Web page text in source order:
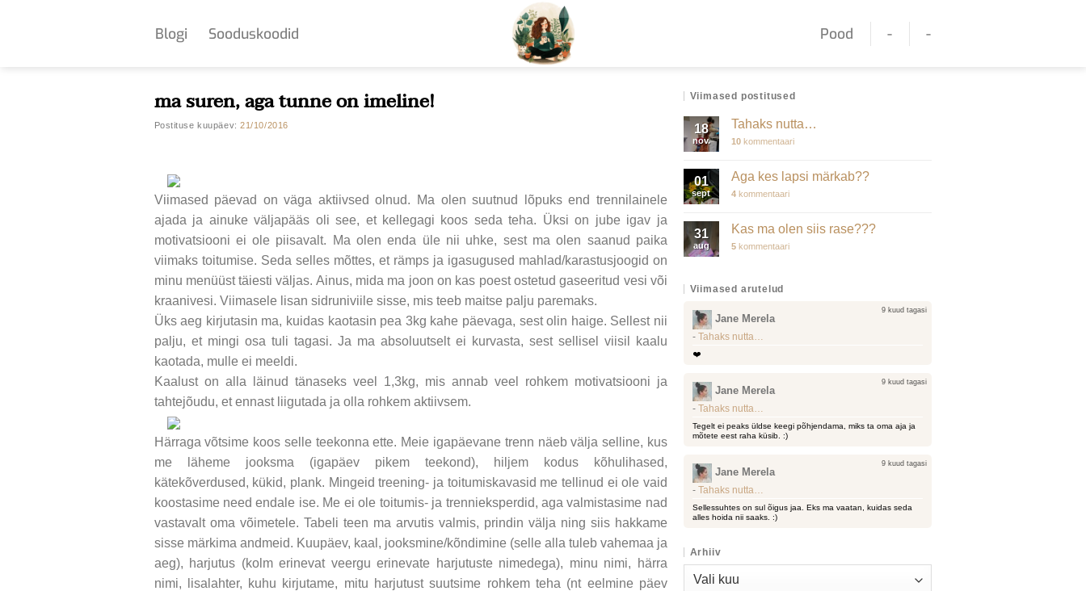
Blogi Sooduskoodid Pood - -
ma suren, aga tunne on imeline!
Postituse kuupäev:21/10/2016
Viimased päevad on väga aktiivsed olnud. Ma olen suutnud lõpuks end trennilainele
ajada ja ainuke väljapääs oli see, et kellegagi koos seda teha. Üksi on jube igav ja
motivatsiooni ei ole piisavalt. Ma olen enda üle nii uhke, sest ma olen saanud paika
viimaks toitumise. Seda selles mõttes, et rämps ja igasugused mahlad/karastusjoogid on
minu menüüst täiesti väljas. Ainus, mida ma joon on kas poest ostetud gaseeritud vesi või
kraanivesi. Viimasele lisan sidruniviile sisse, mis teeb maitse palju paremaks.
Üks aeg kirjutasin ma, kuidas kaotasin pea 3kg kahe päevaga, sest olin haige. Sellest nii
palju, et mingi osa tuli tagasi. Ja ma absoluutselt ei kurvasta, sest sellisel viisil kaalu
kaotada, mulle ei meeldi.
Kaalust on alla läinud tänaseks veel 1,3kg, mis annab veel rohkem motivatsiooni ja
tahtejõudu, et ennast liigutada ja olla rohkem aktiivsem.
Härraga võtsime koos selle teekonna ette. Meie igapäevane trenn näeb välja selline, kus
me läheme jooksma (igapäev pikem teekond), hiljem kodus kõhulihased,
kätekõverdused, kükid, plank. Mingeid treening- ja toitumiskavasid me tellinud ei ole vaid
koostasime need endale ise. Me ei ole toitumis- ja trennieksperdid, aga valmistasime nad
vastavalt oma võimetele. Tabeli teen ma arvutis valmis, prindin välja ning siis hakkame
sisse märkima andmeid. Kuupäev, kaal, jooksmine/kõndimine (selle alla tuleb vahemaa ja
aeg), harjutus (kolm erinevat veergu erinevate harjutuste nimedega), minu nimi, härra
nimi, lisalahter, kuhu kirjutame, mitu harjutust suutsime rohkem teha (nt eelmine päev
Viimased postitused
18
nov.
Tahaks nutta…
10kommentaari
01
sept
Aga kes lapsi märkab??
4kommentaari
31
aug
Kas ma olen siis rase???
5kommentaari
Viimased arutelud
Jane Merela
9 kuud tagasi
- Tahaks nutta…
❤️
Jane Merela
9 kuud tagasi
- Tahaks nutta…
Tegelt ei peaks üldse keegi põhjendama, miks ta oma aja ja
mõtete eest raha küsib. :)
Jane Merela
9 kuud tagasi
- Tahaks nutta…
Sellessuhtes on sul õigus jaa. Eks ma vaatan, kuidas seda
alles hoida nii saaks. :)
Arhiiv
Arhiiv